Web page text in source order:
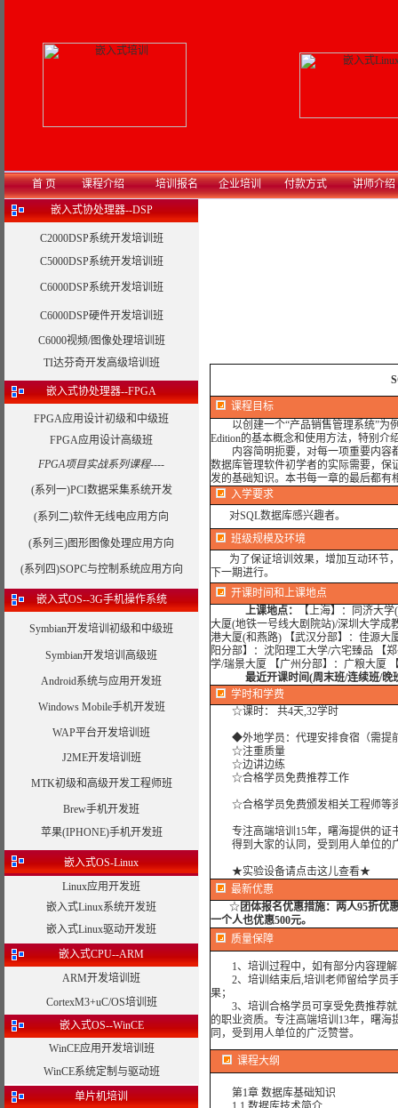
首 页 课程介绍 培训报名 企业培训 付款方式 讲师介绍
嵌入式协处理器--DSP
C2000DSP系统开发培训班
C5000DSP系统开发培训班
C6000DSP系统开发培训班
C6000DSP硬件开发培训班
C6000视频/图像处理培训班
TI达芬奇开发高级培训班
嵌入式协处理器--FPGA
FPGA应用设计初级和中级班
FPGA应用设计高级班
FPGA项目实战系列课程----
(系列一)PCI数据采集系统开发
(系列二)软件无线电应用方向
(系列三)图形图像处理应用方向
(系列四)SOPC与控制系统应用方向
嵌入式OS--3G手机操作系统
Symbian开发培训初级和中级班
Symbian开发培训高级班
Android系统与应用开发班
Windows Mobile手机开发班
WAP平台开发培训班
J2ME开发培训班
MTK初级和高级开发工程师班
Brew手机开发班
苹果(IPHONE)手机开发班
嵌入式OS-Linux
Linux应用开发班
嵌入式Linux系统开发班
嵌入式Linux驱动开发班
嵌入式CPU--ARM
ARM开发培训班
CortexM3+uC/OS培训班
嵌入式OS--WinCE
WinCE应用开发培训班
WinCE系统定制与驱动班
单片机培训
课程目标
以创建一个“产品销售管理系统”为例
Edition的基本概念和使用方法，特别介
内容简明扼要，对每一项重要内容都
数据库管理软件初学者的实际需要，保
发的基础知识。本书每一章的最后都有
入学要求
对SQL数据库感兴趣者。
班级规模及环境
为了保证培训效果，增加互动环节，
下一期进行。
开课时间和上课地点
上课地点：
【上海】：同济大
大厦(地铁一号线大剧院站)/深圳大学成
港大厦(和燕路) 【武汉分部】：佳源大
阳分部】：沈阳理工大学/六宅臻品 【
学/瑞景大厦 【广州分部】：广粮大厦
最近开课时间(周末班/连续班/晚
学时和学费
☆课时： 共4天,32学时
◆外地学员：代理安排食宿（需提
☆注重质量
☆边讲边练
☆合格学员免费推荐工作
☆合格学员免费颁发相关工程师等
专注高端培训15年，曙海提供的证
得到大家的认同，受到用人单位的
★实验设备请点击这儿查看★
最新优惠
☆ 团体报名优惠措施： 两人95折优
一个人也优惠500元。
质量保障
1、培训过程中，如有部分内容理解
2、培训结束后,培训老师留给学员手
果；
3、培训合格学员可享受免费推荐就
的职业资质。专注高端培训13年，曙
同，受到用人单位的广泛赞誉。
课程大纲
第1章 数据库基础知识